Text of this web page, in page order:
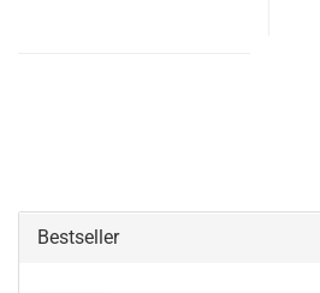
Bestseller